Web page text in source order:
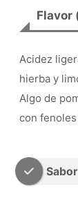
Flavor
Acidez
hierba y
Algo de
con
Sabor